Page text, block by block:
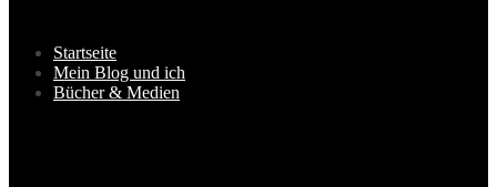
Startseite
Mein Blog und ich
Bücher & Medien